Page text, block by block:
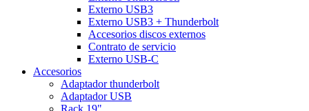
Externo USB3
Externo USB3 + Thunderbolt
Accesorios discos externos
Contrato de servicio
Externo USB-C
Accesorios
Adaptador thunderbolt
Adaptador USB
Rack 19"